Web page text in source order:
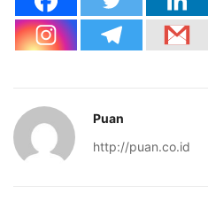
Puan
http://puan.co.id